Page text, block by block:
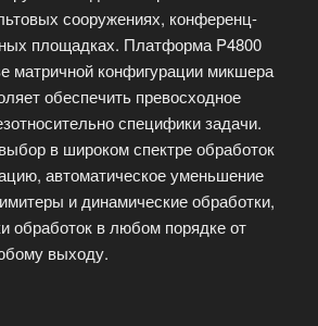
сооружениях, конференц-
площадках. Платформа P4800
матричной конфигурации микшера
обеспечить превосходное
специфики задачи.
в широком спектре обработок
автоматическое уменьшение
и динамические обработки,
обработок в любом порядке от
выходу.